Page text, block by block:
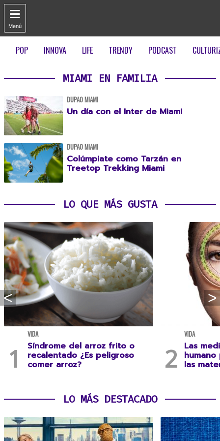

Menú
POP INNOVA LIFE TRENDY PODCAST
MIAMI EN FAMILIA
DUPAO MIAMI
Un día con el Inter de Miami
DUPAO MIAMI
Colúmpiate como Tarzán en
Treetop Trekking Miami
LO QUE MÁS GUSTA
VIDA
Síndrome del arroz frito o
recalentado ¿Es peligroso
comer arroz?
VIDA
Las
las
LO MÁS DESTACADO